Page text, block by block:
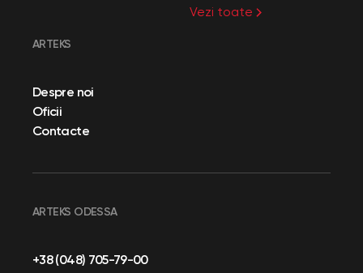
Vezi toate
ARTEKS
Despre noi
Oficii
Contacte
ARTEKS ODESSA
+38 (048) 705-79-00